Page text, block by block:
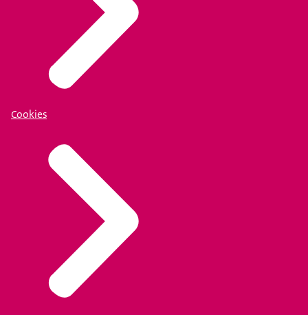
Cookies